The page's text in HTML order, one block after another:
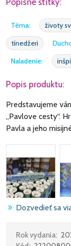
Téma: životy
tínedžeri
Naladenie:
Popis produktu:
Predstavujeme
„Pavlove cesty“.
Pavla a jeho
Dozvedieť sa
Rok vydania: